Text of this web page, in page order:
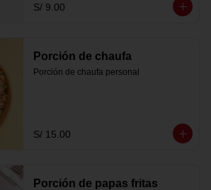
S/ 9.00
Porción de chaufa
Porción de chaufa personal
S/ 15.00
Porción de papas fritas